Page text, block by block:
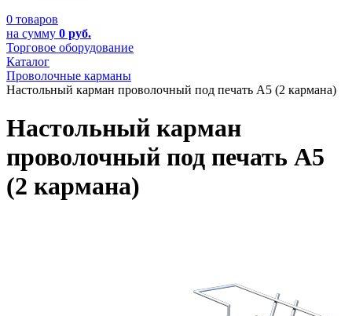
0 товаров
на сумму 0 руб.
Торговое оборудование
Каталог
Проволочные карманы
Настольный карман проволочный под печать А5 (2 кармана)
Настольный карман
проволочный под печать А5
(2 кармана)